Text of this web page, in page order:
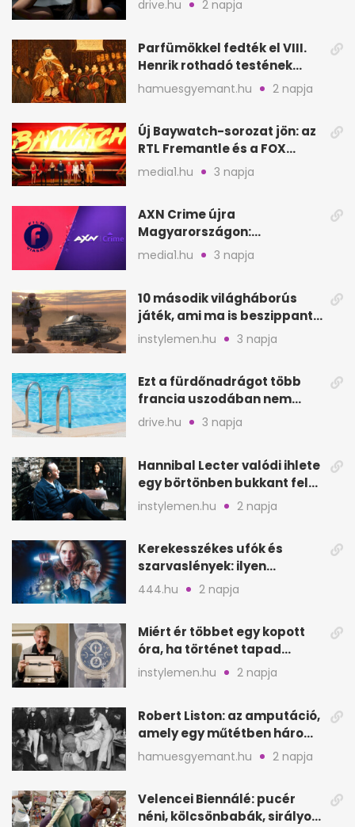
drive.hu 2 napja
Parfümökkel fedték el VIII.
Henrik rothadó testének
szagát
hamuesgyemant.hu 2 napja
Új Baywatch-sorozat jön: az
RTL Fremantle és a FOX
készíti
media1.hu 3 napja
AXN Crime újra
Magyarországon:
szeptembertől a Viasat Film
media1.hu 3 napja
10 második világháborús
játék, ami ma is beszippant
a képernyő elé
instylemen.hu 3 napja
Ezt a fürdőnadrágot több
francia uszodában nem
fogadják el
drive.hu 3 napja
Hannibal Lecter valódi ihlete
egy börtönben bukkant fel
Thomas Harrisnek
instylemen.hu 2 napja
Kerekesszékes ufók és
szarvaslények: ilyen
Spielberg új filmje
444.hu 2 napja
Miért ér többet egy kopott
óra, ha történet tapad
hozzá?
instylemen.hu 2 napja
Robert Liston: az amputáció,
amely egy műtétben három
életet követelt
hamuesgyemant.hu 2 napja
Velencei Biennálé: pucér
néni, kölcsönbabák, sirályok,